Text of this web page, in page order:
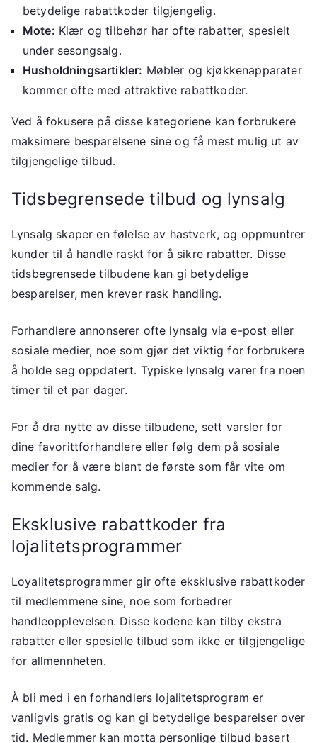
betydelige rabattkoder tilgjengelig.
Mote: Klær og tilbehør har ofte rabatter, spesielt
under sesongsalg.
Husholdningsartikler: Møbler og kjøkkenapparater
kommer ofte med attraktive rabattkoder.
Ved å fokusere på disse kategoriene kan forbrukere
maksimere besparelsene sine og få mest mulig ut av
tilgjengelige tilbud.
Tidsbegrensede tilbud og lynsalg
Lynsalg skaper en følelse av hastverk, og oppmuntrer
kunder til å handle raskt for å sikre rabatter. Disse
tidsbegrensede tilbudene kan gi betydelige
besparelser, men krever rask handling.
Forhandlere annonserer ofte lynsalg via e-post eller
sosiale medier, noe som gjør det viktig for forbrukere
å holde seg oppdatert. Typiske lynsalg varer fra noen
timer til et par dager.
For å dra nytte av disse tilbudene, sett varsler for
dine favorittforhandlere eller følg dem på sosiale
medier for å være blant de første som får vite om
kommende salg.
Eksklusive rabattkoder fra
lojalitetsprogrammer
Loyalitetsprogrammer gir ofte eksklusive rabattkoder
til medlemmene sine, noe som forbedrer
handleopplevelsen. Disse kodene kan tilby ekstra
rabatter eller spesielle tilbud som ikke er tilgjengelige
for allmennheten.
Å bli med i en forhandlers lojalitetsprogram er
vanligvis gratis og kan gi betydelige besparelser over
tid. Medlemmer kan motta personlige tilbud basert